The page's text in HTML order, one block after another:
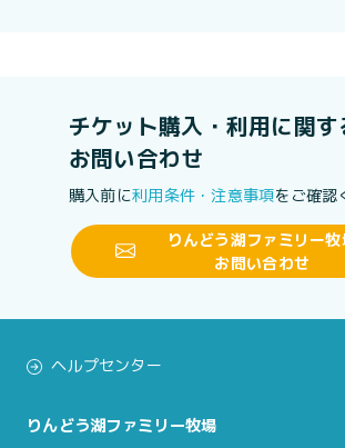
チケット購入・利用に関す
お問い合わせ
購入前に利用条件・注意事項をご確認
りんどう湖ファミリー
お問い合わせ
ヘルプセンター
りんどう湖ファミリー牧場